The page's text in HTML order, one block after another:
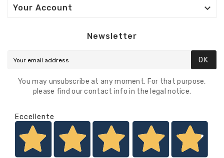
Your Account 
Newsletter
OK
You may unsubscribe at any moment. For that purpose,
please find our contact info in the legal notice.
Eccellente